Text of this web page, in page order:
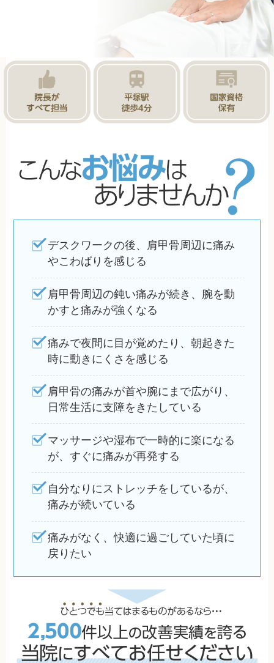
デスクワークの後、肩甲骨周辺に痛み
やこわばりを感じる
肩甲骨周辺の鈍い痛みが続き、腕を動
かすと痛みが強くなる
痛みで夜間に目が覚めたり、朝起きた
時に動きにくさを感じる
肩甲骨の痛みが首や腕にまで広がり、
日常生活に支障をきたしている
マッサージや湿布で一時的に楽になる
が、すぐに痛みが再発する
自分なりにストレッチをしているが、
痛みが続いている
痛みがなく、快適に過ごしていた頃に
戻りたい